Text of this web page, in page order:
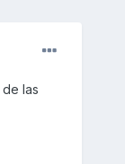
las